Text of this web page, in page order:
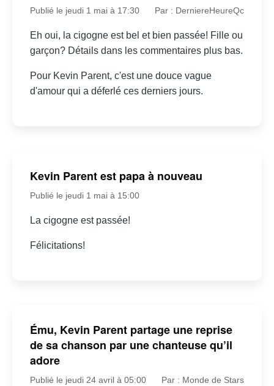
Publié le jeudi 1 mai à 17:30 Par : DerniereHeureQc
Eh oui, la cigogne est bel et bien passée! Fille ou
garçon? Détails dans les commentaires plus bas.
Pour Kevin Parent, c'est une douce vague
d'amour qui a déferlé ces derniers jours.
Kevin Parent est papa à nouveau
Publié le jeudi 1 mai à 15:00
La cigogne est passée!
Félicitations!
Ému, Kevin Parent partage une reprise
de sa chanson par une chanteuse qu’il
adore
Publié le jeudi 24 avril à 05:00 Par : Monde de Stars